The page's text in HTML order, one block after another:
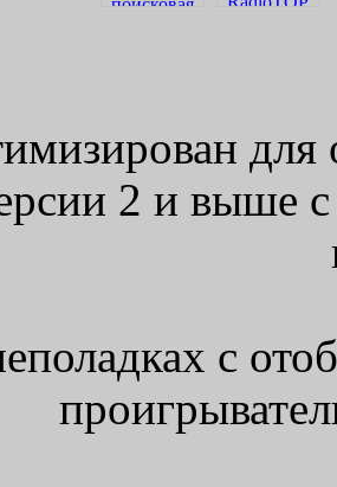
для
2 и выше
с